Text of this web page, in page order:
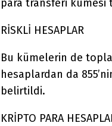
para transferi kümesi
RİSKLİ HESAPLAR
Bu kümelerin de
hesaplardan da
belirtildi.
KRİPTO PARA